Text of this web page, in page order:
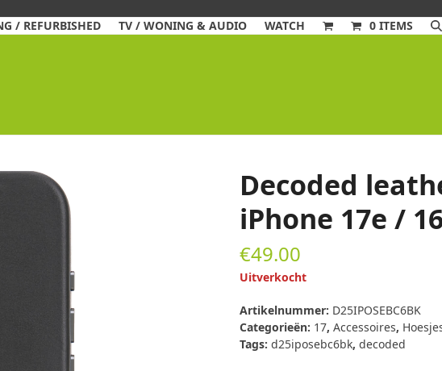
/ REFURBISHED TV / WONING & AUDIO WATCH 0 ITEMS
Decoded
iPhone 17e /
€49.00
Uitverkocht
Artikelnummer: D25IPOSEBC6BK
Categorieën: 17, Accessoires,
Tags: d25iposebc6bk, decoded